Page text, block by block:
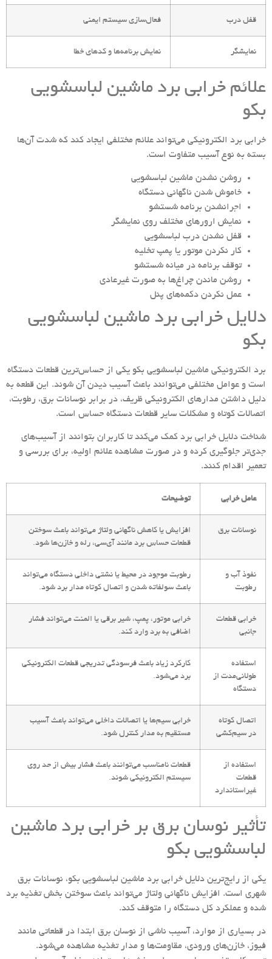
قفل درب فعال‌سازی سیستم ایمنی
نمایشگر نمایش برنامه‌ها و کدهای خطا
علائم خرابی برد ماشین لباسشویی
بکو
خرابی برد الکترونیکی می‌تواند علائم مختلفی ایجاد کند که شدت آن‌ها
بسته به نوع آسیب متفاوت است.
روشن نشدن ماشین لباسشویی
خاموش شدن ناگهانی دستگاه
اجرانشدن برنامه شستشو
نمایش ارورهای مختلف روی نمایشگر
قفل نشدن درب لباسشویی
کار نکردن موتور یا پمپ تخلیه
توقف برنامه در میانه شستشو
روشن ماندن چراغ‌ها به صورت غیرعادی
عمل نکردن دکمه‌های پنل
دلایل خرابی برد ماشین لباسشویی
بکو
برد الکترونیکی ماشین لباسشویی بکو یکی از حساس‌ترین قطعات دستگاه
است و عوامل مختلفی می‌توانند باعث آسیب دیدن آن شوند. این قطعه به
دلیل داشتن مدارهای الکترونیکی ظریف، در برابر نوسانات برق، رطوبت،
اتصالات کوتاه و مشکلات سایر قطعات دستگاه حساس است.
شناخت دلایل خرابی برد کمک می‌کند تا کاربران بتوانند از آسیب‌های
جدی‌تر جلوگیری کرده و در صورت مشاهده علائم اولیه، برای بررسی و
تعمیر اقدام کنند.
عامل خرابی توضیحات
نوسانات برق
افزایش یا کاهش ناگهانی ولتاژ می‌تواند باعث سوختن
قطعات حساس برد مانند آی‌سی، رله و خازن‌ها شود.
نفوذ آب و
رطوبت
رطوبت موجود در محیط یا نشتی داخلی دستگاه می‌تواند
باعث سولفاته شدن و اتصال کوتاه مدار برد شود.
خرابی قطعات
جانبی
خرابی موتور، پمپ، شیر برقی یا المنت می‌تواند فشار
اضافی به برد وارد کند.
استفاده
طولانی‌مدت از
دستگاه
کارکرد زیاد باعث فرسودگی تدریجی قطعات الکترونیکی
برد می‌شود.
اتصال کوتاه
در سیم‌کشی
خرابی سیم‌ها یا اتصالات داخلی می‌تواند باعث آسیب
مستقیم به مدار کنترل شود.
استفاده از
قطعات
غیراستاندارد
قطعات نامناسب می‌توانند باعث فشار بیش از حد روی
سیستم الکترونیکی شوند.
تأثیر نوسان برق بر خرابی برد ماشین
لباسشویی بکو
یکی از رایج‌ترین دلایل خرابی برد ماشین لباسشویی بکو، نوسانات برق
شهری است. افزایش ناگهانی ولتاژ می‌تواند باعث سوختن بخش تغذیه برد
شده و عملکرد کل دستگاه را متوقف کند.
در بسیاری از موارد، آسیب ناشی از نوسان برق ابتدا در قطعاتی مانند
فیوز، خازن‌های ورودی، مقاومت‌ها و مدار تغذیه مشاهده می‌شود.